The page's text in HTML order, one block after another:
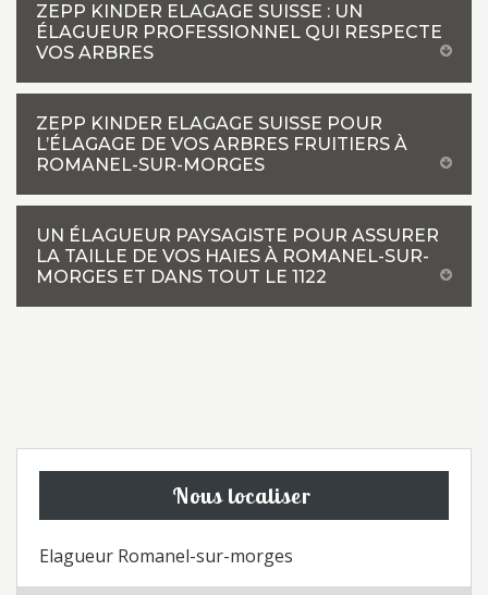
ZEPP KINDER ELAGAGE SUISSE : UN
ÉLAGUEUR PROFESSIONNEL QUI RESPECTE
VOS ARBRES
ZEPP KINDER ELAGAGE SUISSE POUR
L’ÉLAGAGE DE VOS ARBRES FRUITIERS À
ROMANEL-SUR-MORGES
UN ÉLAGUEUR PAYSAGISTE POUR ASSURER
LA TAILLE DE VOS HAIES À ROMANEL-SUR-
MORGES ET DANS TOUT LE 1122
Nous localiser
Elagueur Romanel-sur-morges